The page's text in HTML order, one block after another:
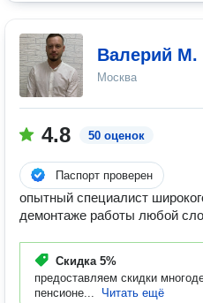
Валерий М.
Москва
4.8 50 оценок
Паспорт проверен
опытный специалист
демонтаже работы любой
Скидка 5%
предоставляем скидки
пенсионе...
Читать ещё